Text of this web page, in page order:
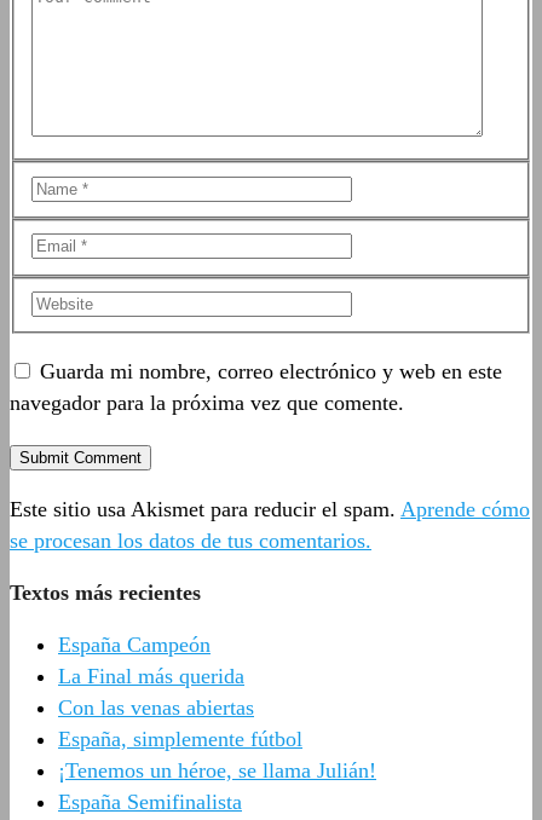
Guarda mi nombre, correo electrónico y web en este
navegador para la próxima vez que comente.
Este sitio usa Akismet para reducir el spam. Aprende cómo
se procesan los datos de tus comentarios.
Textos más recientes
España Campeón
La Final más querida
Con las venas abiertas
España, simplemente fútbol
¡Tenemos un héroe, se llama Julián!
España Semifinalista